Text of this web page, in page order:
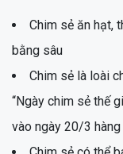
Chim sẻ ăn hạt,
bằng sâu
Chim sẻ là loài
“Ngày chim sẻ thế
vào ngày 20/3 hàng